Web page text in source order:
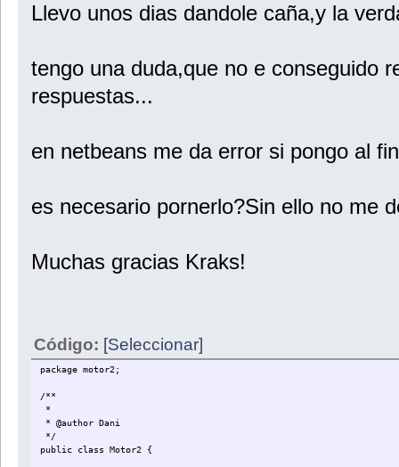
Llevo unos dias dandole caña,y la
tengo una duda,que no e conseguido
respuestas...
en netbeans me da error si pongo al
es necesario pornerlo?Sin ello no me
Muchas gracias Kraks!
Código: [Seleccionar]
package motor2;
/**
*
* @author Dani
*/
public class Motor2 {